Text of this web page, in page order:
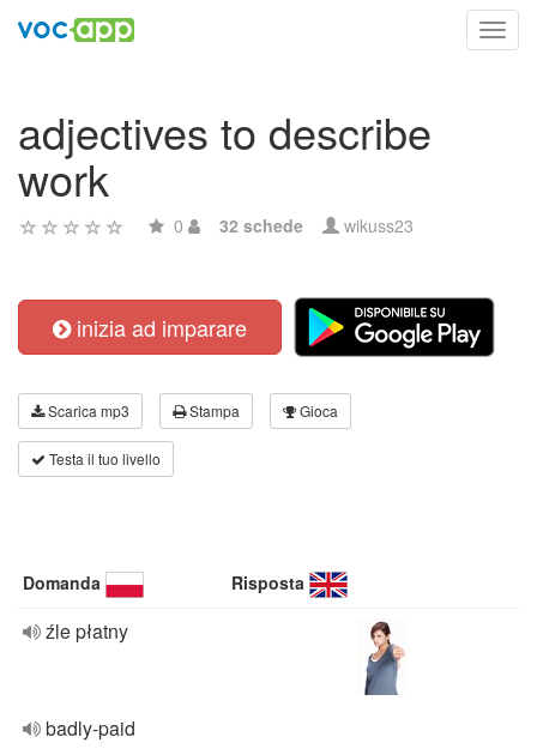
adjectives to describe
work
0 32 schede wikuss23
inizia ad imparare
Scarica mp3 Stampa Gioca
Testa il tuo livello
Domanda Risposta
źle płatny
badly-paid